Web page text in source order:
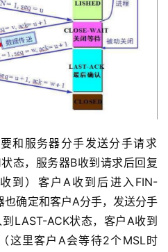
状态，服务器B收到请求后回复
收到）客户A收到后进入FIN-
确定和客户A分手，发送分手
LAST-ACK状态，客户A收到
这里客户A会等待2个MSL时